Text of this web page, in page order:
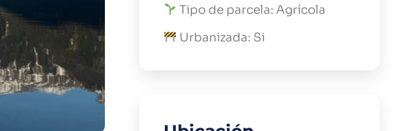
Tipo de parcela: Agrícola
Urbanizada: Si